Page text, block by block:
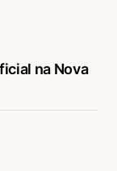
na Nova